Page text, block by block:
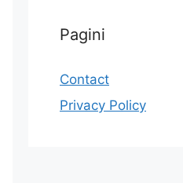
Pagini
Contact
Privacy Policy